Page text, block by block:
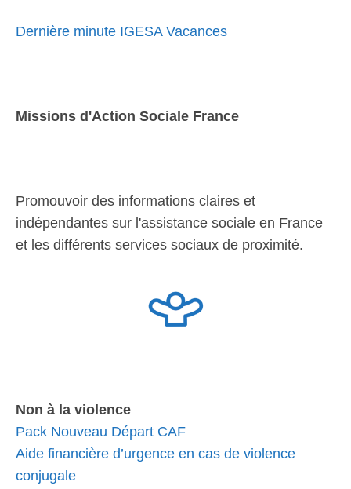
Dernière minute IGESA Vacances
Missions d'Action Sociale France
Promouvoir des informations claires et
indépendantes sur l'assistance sociale en France
et les différents services sociaux de proximité.
Non à la violence
Pack Nouveau Départ CAF
Aide financière d’urgence en cas de violence
conjugale